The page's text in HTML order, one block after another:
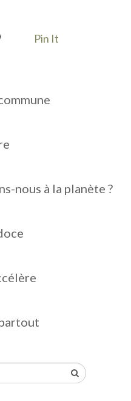
Pin It
nous à la planète ?